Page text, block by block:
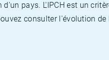
pays. L'IPCH est un
consulter l'évolution